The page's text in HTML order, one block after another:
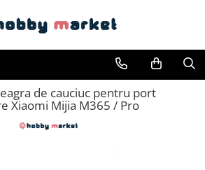
de cauciuc pentru port
Xiaomi Mijia M365 / Pro